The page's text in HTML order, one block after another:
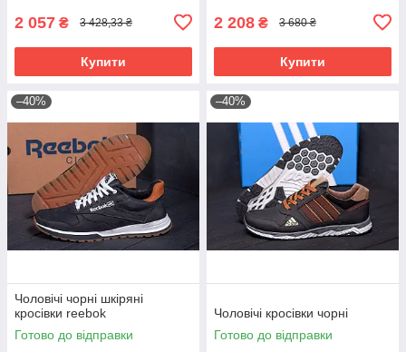
2 057 ₴ 3 428,33 ₴
Купити
2 208 ₴ 3 680 ₴
Купити
–40%
Чоловічі чорні шкіряні
кросівки reebok
Готово до відправки
–40%
Чоловічі кросівки чорні
Готово до відправки